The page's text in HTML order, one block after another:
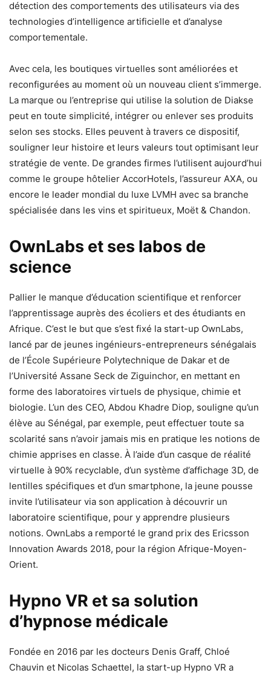
détection des comportements des utilisateurs via des
technologies d’intelligence artificielle et d’analyse
comportementale.
Avec cela, les boutiques virtuelles sont améliorées et
reconfigurées au moment où un nouveau client s’immerge.
La marque ou l’entreprise qui utilise la solution de Diakse
peut en toute simplicité, intégrer ou enlever ses produits
selon ses stocks. Elles peuvent à travers ce dispositif,
souligner leur histoire et leurs valeurs tout optimisant leur
stratégie de vente. De grandes firmes l’utilisent aujourd’hui
comme le groupe hôtelier AccorHotels, l’assureur AXA, ou
encore le leader mondial du luxe LVMH avec sa branche
spécialisée dans les vins et spiritueux, Moët & Chandon.
OwnLabs et ses labos de
science
Pallier le manque d’éducation scientifique et renforcer
l’apprentissage auprès des écoliers et des étudiants en
Afrique. C’est le but que s’est fixé la start-up OwnLabs,
lancé par de jeunes ingénieurs-entrepreneurs sénégalais
de l’École Supérieure Polytechnique de Dakar et de
l’Université Assane Seck de Ziguinchor, en mettant en
forme des laboratoires virtuels de physique, chimie et
biologie. L’un des CEO, Abdou Khadre Diop, souligne qu’un
élève au Sénégal, par exemple, peut effectuer toute sa
scolarité sans n’avoir jamais mis en pratique les notions de
chimie apprises en classe. À l’aide d’un casque de réalité
virtuelle à 90% recyclable, d’un système d’affichage 3D, de
lentilles spécifiques et d’un smartphone, la jeune pousse
invite l’utilisateur via son application à découvrir un
laboratoire scientifique, pour y apprendre plusieurs
notions. OwnLabs a remporté le grand prix des Ericsson
Innovation Awards 2018, pour la région Afrique-Moyen-
Orient.
Hypno VR et sa solution
d’hypnose médicale
Fondée en 2016 par les docteurs Denis Graff, Chloé
Chauvin et Nicolas Schaettel, la start-up Hypno VR a